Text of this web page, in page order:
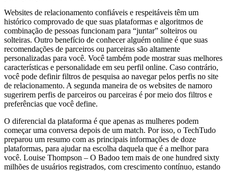
Websites de relacionamento confiáveis e respeitáveis têm um
histórico comprovado de que suas plataformas e algoritmos de
combinação de pessoas funcionam para “juntar” solteiros ou
solteiras. Outro benefício de conhecer alguém online é que suas
recomendações de parceiros ou parceiras são altamente
personalizadas para você. Você também pode mostrar suas melhores
características e personalidade em seu perfil online. Caso contrário,
você pode definir filtros de pesquisa ao navegar pelos perfis no site
de relacionamento. A segunda maneira de os websites de namoro
sugerirem perfis de parceiros ou parceiras é por meio dos filtros e
preferências que você define.
O diferencial da plataforma é que apenas as mulheres podem
começar uma conversa depois de um match. Por isso, o TechTudo
preparou um resumo com as principais informações de doze
plataformas, para ajudar na escolha daquela que é a melhor para
você. Louise Thompson – O Badoo tem mais de one hundred sixty
milhões de usuários registrados, com crescimento contínuo, estando